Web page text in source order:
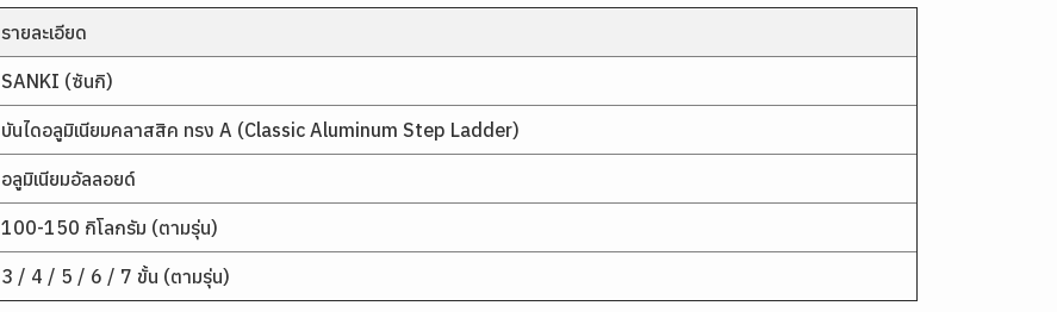
รายละเอียด
SANKI (ซันกิ)
บันไดอลูมิเนียมคลาสสิค ทรง A (Classic Aluminum Step Ladder)
อลูมิเนียมอัลลอยด์
100-150 กิโลกรัม (ตามรุ่น)
3 / 4 / 5 / 6 / 7 ขั้น (ตามรุ่น)